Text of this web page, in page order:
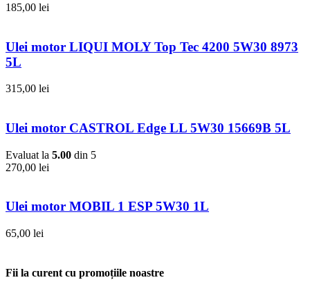
185,00 lei
Ulei motor LIQUI MOLY Top Tec 4200 5W30 8973
5L
315,00 lei
Ulei motor CASTROL Edge LL 5W30 15669B 5L
Evaluat la 5.00 din 5
270,00 lei
Ulei motor MOBIL 1 ESP 5W30 1L
65,00 lei
Fii la curent cu promoțiile noastre